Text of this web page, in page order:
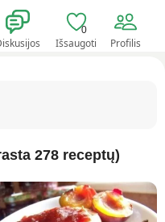
0
Išsaugoti Profilis
278 receptų)